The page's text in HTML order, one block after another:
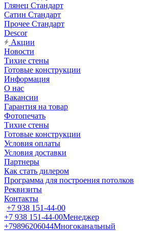
Глянец Стандарт
Сатин Стандарт
Прочее Стандарт
Descor
Акции
Новости
Тихие стены
Готовые конструкции
Информация
О нас
Вакансии
Гарантия на товар
Фотопечать
Тихие стены
Готовые конструкции
Условия оплаты
Условия доставки
Партнеры
Как стать дилером
Программа для построения потолков
Реквизиты
Контакты
+7 938 151-44-00
+7 938 151-44-00Менеджер
+79896206044Многоканальный